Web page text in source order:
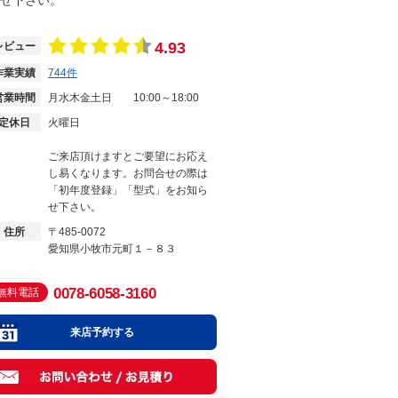
ビュー 4.93
業実績 744件
業時間
月水木金土日
10:00～18:00
休日
火曜日
ご来店頂けますとご要望にお応え
し易くなります。お問合せの際は
「初年度登録」「型式」をお知ら
せ下さい。
住所
〒485-0072
愛知県小牧市元町１－８３
料電話 0078-6058-3160
来店予約する